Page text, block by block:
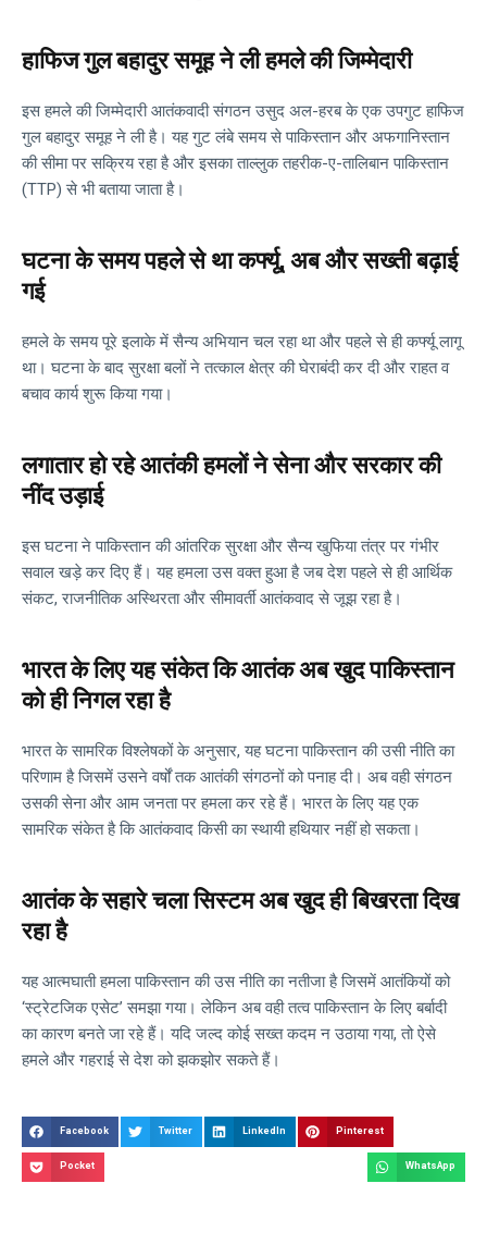
हाफिज गुल बहादुर समूह ने ली हमले की जिम्मेदारी
इस हमले की जिम्मेदारी आतंकवादी संगठन उसुद अल-हरब के एक उपगुट हाफिज
गुल बहादुर समूह ने ली है। यह गुट लंबे समय से पाकिस्तान और अफगानिस्तान
की सीमा पर सक्रिय रहा है और इसका ताल्लुक तहरीक-ए-तालिबान पाकिस्तान
(TTP) से भी बताया जाता है।
घटना के समय पहले से था कर्फ्यू, अब और सख्ती बढ़ाई
गई
हमले के समय पूरे इलाके में सैन्य अभियान चल रहा था और पहले से ही कर्फ्यू लागू
था। घटना के बाद सुरक्षा बलों ने तत्काल क्षेत्र की घेराबंदी कर दी और राहत व
बचाव कार्य शुरू किया गया।
लगातार हो रहे आतंकी हमलों ने सेना और सरकार की
नींद उड़ाई
इस घटना ने पाकिस्तान की आंतरिक सुरक्षा और सैन्य खुफिया तंत्र पर गंभीर
सवाल खड़े कर दिए हैं। यह हमला उस वक्त हुआ है जब देश पहले से ही आर्थिक
संकट, राजनीतिक अस्थिरता और सीमावर्ती आतंकवाद से जूझ रहा है।
भारत के लिए यह संकेत कि आतंक अब खुद पाकिस्तान
को ही निगल रहा है
भारत के सामरिक विश्लेषकों के अनुसार, यह घटना पाकिस्तान की उसी नीति का
परिणाम है जिसमें उसने वर्षों तक आतंकी संगठनों को पनाह दी। अब वही संगठन
उसकी सेना और आम जनता पर हमला कर रहे हैं। भारत के लिए यह एक
सामरिक संकेत है कि आतंकवाद किसी का स्थायी हथियार नहीं हो सकता।
आतंक के सहारे चला सिस्टम अब खुद ही बिखरता दिख
रहा है
यह आत्मघाती हमला पाकिस्तान की उस नीति का नतीजा है जिसमें आतंकियों को
‘स्ट्रेटजिक एसेट’ समझा गया। लेकिन अब वही तत्व पाकिस्तान के लिए बर्बादी
का कारण बनते जा रहे हैं। यदि जल्द कोई सख्त कदम न उठाया गया, तो ऐसे
हमले और गहराई से देश को झकझोर सकते हैं।
Facebook Twitter LinkedIn Pinterest
Pocket WhatsApp